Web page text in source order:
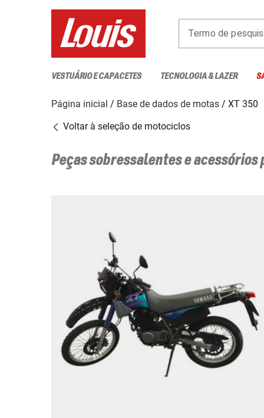
Termo de
VESTUÁRIO E CAPACETES TECNOLOGIA & LAZER
Página inicial Base de dados de motas
XT 350
Voltar à seleção de motociclos
Peças sobressalentes e acessórios